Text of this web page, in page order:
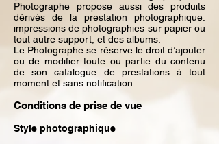
Photographe propose aussi des produits
dérivés de la prestation photographique:
impressions de photographies sur papier ou
tout autre support, et des albums.
Le Photographe se réserve le droit d’ajouter
ou de modifier toute ou partie du contenu
de son catalogue de prestations à tout
moment et sans notification.
Conditions de prise de vue
Style photographique